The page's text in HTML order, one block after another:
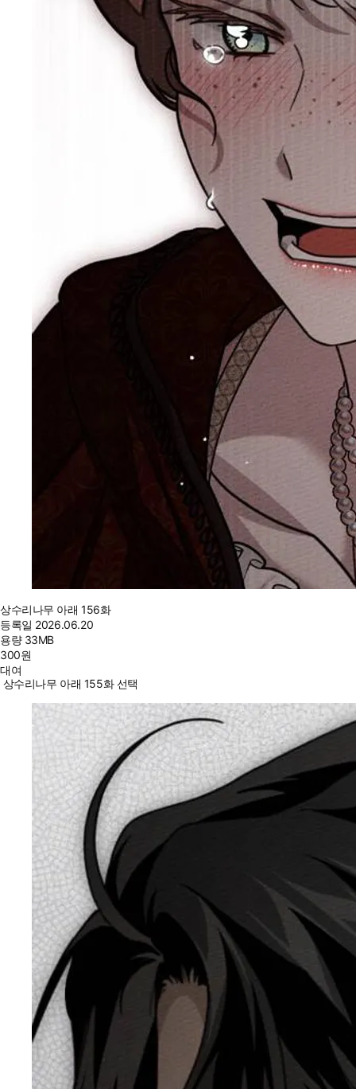
상수리나무 아래 156화
등록일 2026.06.20
용량 33MB
300원
대여
상수리나무 아래 155화 선택